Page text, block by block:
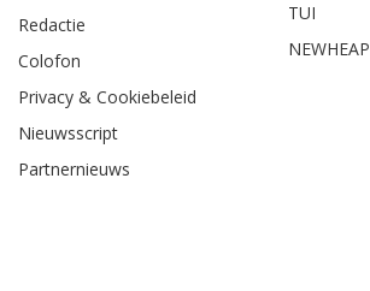
Redactie
Colofon
Privacy & Cookiebeleid
Nieuwsscript
Partnernieuws
TUI
NEWHEAP